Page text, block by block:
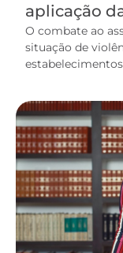
aplicação
O combate ao
situação de